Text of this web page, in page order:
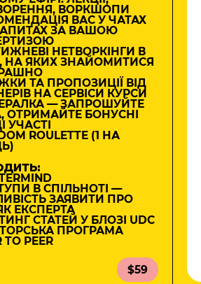
ВОРКШОПИ
ВАС У ЧАТАХ
ЗА ВАШОЮ
НЕТВОРКІНГИ В
НА ЯКИХ ЗНАЙОМИТИСЯ
ТА ПРОПОЗИЦІЇ ВІД
НА СЕРВІСИ КУРСИ
— ЗАПРОШУЙТЕ
ОТРИМАЙТЕ БОНУСНІ
УЧАСТІ
ROULETTE (1 НА
В СПІЛЬНОТІ —
ЗАЯВИТИ ПРО
ЕКСПЕРТА
СТАТЕЙ У БЛОЗІ UDC
ПРОГРАМА
TO PEER
$59